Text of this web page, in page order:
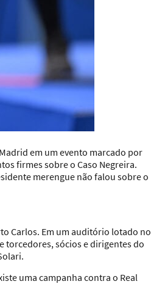
em um evento marcado por
firmes sobre o Caso Negreira.
merengue não falou sobre o
Carlos. Em um auditório lotado no
torcedores, sócios e dirigentes do
uma campanha contra o Real